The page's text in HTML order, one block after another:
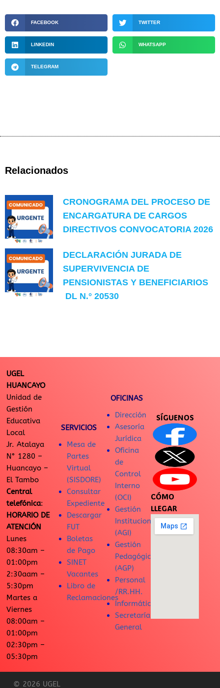
FACEBOOK TWITTER
LINKEDIN WHATSAPP
TELEGRAM
Relacionados
CRONOGRAMA DEL PROCESO DE
ENCARGATURA DE CARGOS
DIRECTIVOS CONVOCATORIA 2026
DECLARACIÓN JURADA DE
SUPERVIVENCIA DE
PENSIONISTAS Y BENEFICIARIOS
DL N.° 20530
UGEL
HUANCAYO
Unidad de
Gestión
Educativa
Local
Jr. Atalaya
N° 1280 –
Huancayo –
El Tambo
Central
telefónica:
HORARIO DE
ATENCIÓN
Lunes
08:30am –
01:00pm
2:30aam –
5:30pm
Martes a
Viernes
08:00am –
01:00pm
02:30pm –
05:30pm
SERVICIOS
Mesa de
Partes
Virtual
(SISDORE)
Consultar
Expediente
Descargar
FUT
Boletas
de Pago
SINET
Vacantes
Libro de
Reclamaciones
OFICINAS
Dirección
Asesoría
Jurídica
Oficina
de
Control
Interno
(OCI)
Gestión
Institucional
(AGI)
Gestión
Pedagógica
(AGP)
Personal
/RR.HH.
Informática
Secretaría
General
SÍGUENOS
CÓMO
LLEGAR
© 2026 UGEL